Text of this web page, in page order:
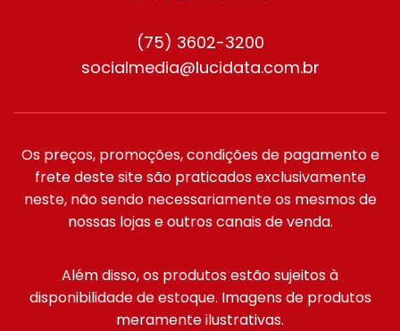
(75) 3602-3200
socialmedia@lucidata.com.br
Os preços, promoções, condições de pagamento e
frete deste site são praticados exclusivamente
neste, não sendo necessariamente os mesmos de
nossas lojas e outros canais de venda.
Além disso, os produtos estão sujeitos à
disponibilidade de estoque. Imagens de produtos
meramente ilustrativas.